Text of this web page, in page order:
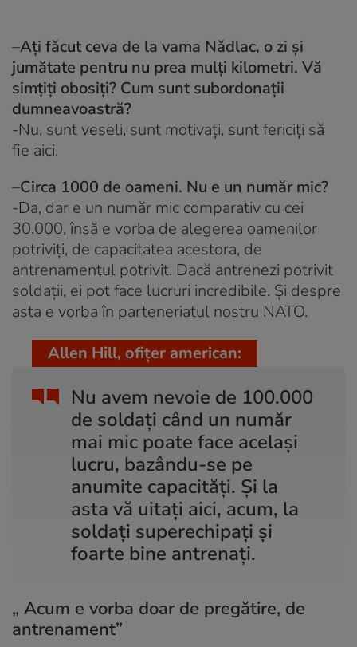
–Ați făcut ceva de la vama Nădlac, o zi și
jumătate pentru nu prea mulți kilometri. Vă
simțiți obosiți? Cum sunt subordonații
dumneavoastră?
-Nu, sunt veseli, sunt motivați, sunt fericiți să
fie aici.
–Circa 1000 de oameni. Nu e un număr mic?
-Da, dar e un număr mic comparativ cu cei
30.000, însă e vorba de alegerea oamenilor
potriviți, de capacitatea acestora, de
antrenamentul potrivit. Dacă antrenezi potrivit
soldații, ei pot face lucruri incredibile. Și despre
asta e vorba în parteneriatul nostru NATO.
Nu avem nevoie de 100.000
de soldați când un număr
mai mic poate face același
lucru, bazându-se pe
anumite capacități. Și la
asta vă uitați aici, acum, la
soldați superechipați și
foarte bine antrenați.
Allen Hill, ofițer american:
„ Acum e vorba doar de pregătire, de
antrenament”